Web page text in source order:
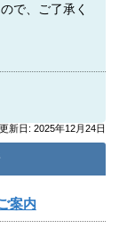
で、ご了承く
新日: 2025年12月24日
案内